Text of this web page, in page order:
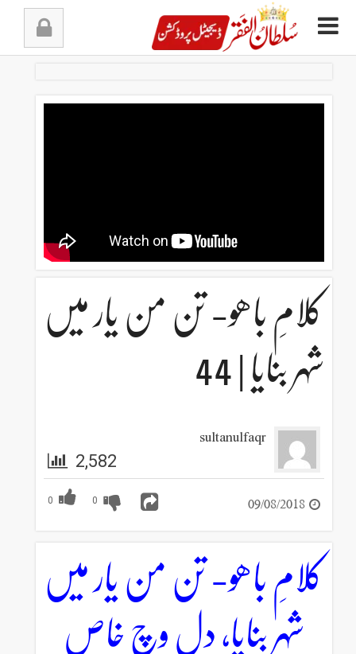
کلامِ باھو- تن من یار میں
شہر بنایا | 44
sultanulfaqr
2,582
0 0 09/08/2018
کلامِ باھو- تن من یار میں
شہر بنایا، دل وچ خاص